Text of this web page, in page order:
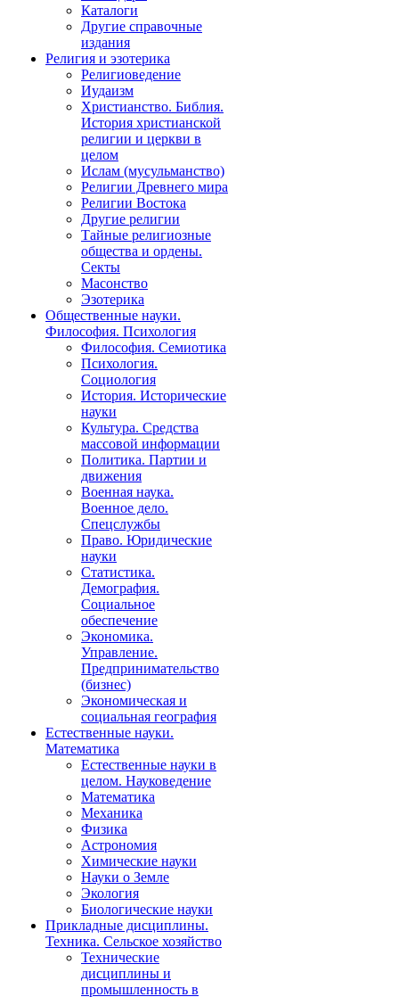
Каталоги
Другие справочные
издания
Религия и эзотерика
Религиоведение
Иудаизм
Христианство. Библия.
История христианской
религии и церкви в
целом
Ислам (мусульманство)
Религии Древнего мира
Религии Востока
Другие религии
Тайные религиозные
общества и ордены.
Секты
Масонство
Эзотерика
Общественные науки.
Философия. Психология
Философия. Семиотика
Психология.
Социология
История. Исторические
науки
Культура. Средства
массовой информации
Политика. Партии и
движения
Военная наука.
Военное дело.
Спецслужбы
Право. Юридические
науки
Статистика.
Демография.
Социальное
обеспечение
Экономика.
Управление.
Предпринимательство
(бизнес)
Экономическая и
социальная география
Естественные науки.
Математика
Естественные науки в
целом. Науковедение
Математика
Механика
Физика
Астрономия
Химические науки
Науки о Земле
Экология
Биологические науки
Прикладные дисциплины.
Техника. Сельское хозяйство
Технические
дисциплины и
промышленность в